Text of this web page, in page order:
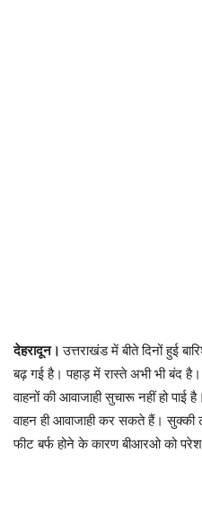
देहरादून।उत्तराखंड में बीते दिनों हुई
बढ़ गई है। पहाड़ में रास्ते अभी भी बंद है।
वाहनों की आवाजाही सुचारू नहीं हो
वाहन ही आवाजाही कर सकते हैं। सुक्की
फीट बर्फ होने के कारण बीआरओ को